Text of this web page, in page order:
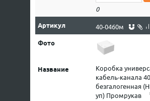
0
40-0460м
Коробка
кабель-канала
безгалогенная
уп) Промрукав